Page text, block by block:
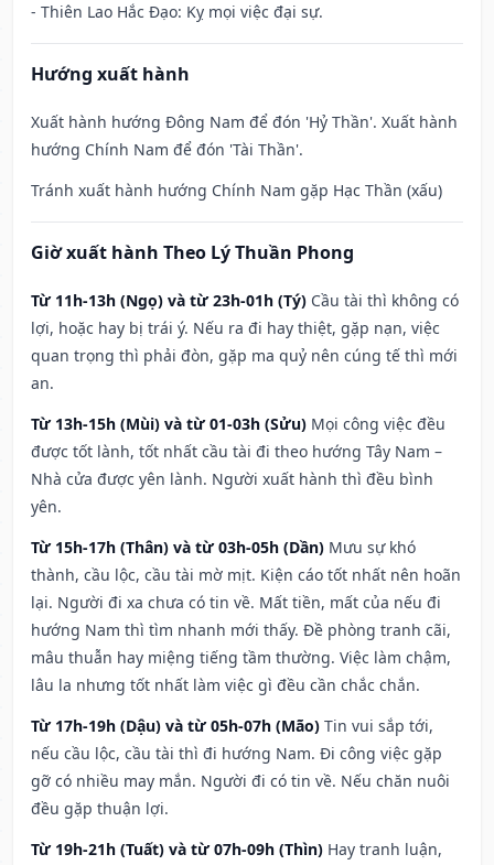
- Thiên Lao Hắc Đạo: Kỵ mọi việc đại sự.
Hướng xuất hành
Xuất hành hướng Đông Nam để đón 'Hỷ Thần'. Xuất hành
hướng Chính Nam để đón 'Tài Thần'.
Tránh xuất hành hướng Chính Nam gặp Hạc Thần (xấu)
Giờ xuất hành Theo Lý Thuần Phong
Từ 11h-13h (Ngọ) và từ 23h-01h (Tý) Cầu tài thì không có
lợi, hoặc hay bị trái ý. Nếu ra đi hay thiệt, gặp nạn, việc
quan trọng thì phải đòn, gặp ma quỷ nên cúng tế thì mới
an.
Từ 13h-15h (Mùi) và từ 01-03h (Sửu) Mọi công việc đều
được tốt lành, tốt nhất cầu tài đi theo hướng Tây Nam –
Nhà cửa được yên lành. Người xuất hành thì đều bình
yên.
Từ 15h-17h (Thân) và từ 03h-05h (Dần) Mưu sự khó
thành, cầu lộc, cầu tài mờ mịt. Kiện cáo tốt nhất nên hoãn
lại. Người đi xa chưa có tin về. Mất tiền, mất của nếu đi
hướng Nam thì tìm nhanh mới thấy. Đề phòng tranh cãi,
mâu thuẫn hay miệng tiếng tầm thường. Việc làm chậm,
lâu la nhưng tốt nhất làm việc gì đều cần chắc chắn.
Từ 17h-19h (Dậu) và từ 05h-07h (Mão) Tin vui sắp tới,
nếu cầu lộc, cầu tài thì đi hướng Nam. Đi công việc gặp
gỡ có nhiều may mắn. Người đi có tin về. Nếu chăn nuôi
đều gặp thuận lợi.
Từ 19h-21h (Tuất) và từ 07h-09h (Thìn) Hay tranh luận,